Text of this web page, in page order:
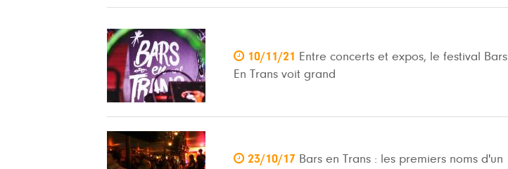
 10/11/21
Entre concerts et expos, le festival Bars
En Trans voit grand
 23/10/17 Bars en Trans : les premiers noms d'un